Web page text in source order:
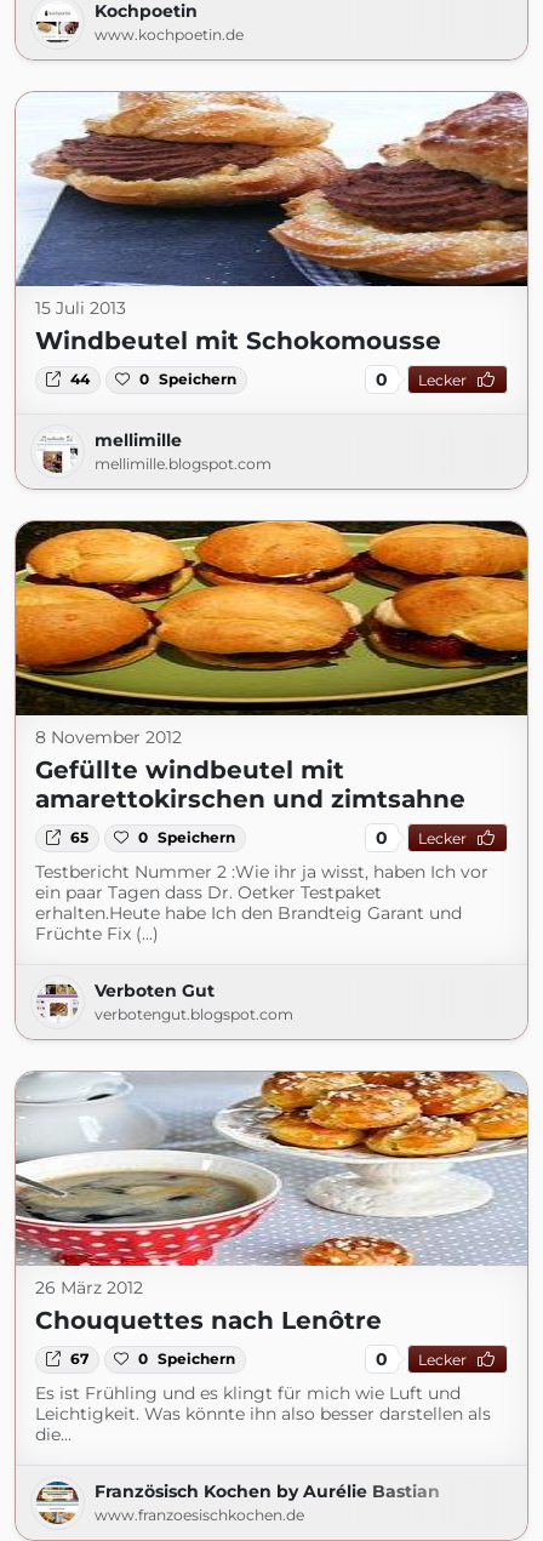
Kochpoetin
www.kochpoetin.de
15 Juli 2013
Windbeutel mit Schokomousse
44 0 Speichern 0 Lecker
mellimille
mellimille.blogspot.com
8 November 2012
Gefüllte windbeutel mit
amarettokirschen und zimtsahne
65 0 Speichern 0 Lecker
Testbericht Nummer 2 :Wie ihr ja wisst, haben Ich vor
ein paar Tagen dass Dr. Oetker Testpaket
erhalten.Heute habe Ich den Brandteig Garant und
Früchte Fix (...)
Verboten Gut
verbotengut.blogspot.com
26 März 2012
Chouquettes nach Lenôtre
67 0 Speichern 0 Lecker
Es ist Frühling und es klingt für mich wie Luft und
Leichtigkeit. Was könnte ihn also besser darstellen als
die...
Französisch Kochen by Aurélie Bastian
www.franzoesischkochen.de